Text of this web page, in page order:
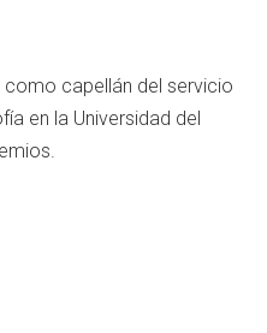
capellán del servicio
en la Universidad del